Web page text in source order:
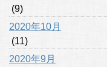
(9)
2020年10月
(11)
2020年9月